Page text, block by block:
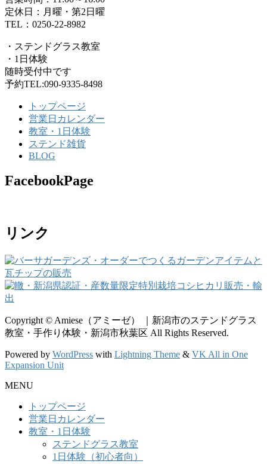
定休日：月曜・第2日曜
TEL：0250-22-8982
・ステンドグラス教室
・1日体験
随時受付中です
予約TEL:090-9335-8498
トップページ
営業日カレンダー
教室・1日体験
ステンド雑貨
BLOG
FacebookPage
リンク
Copyright © Amiese（アミーゼ） ｜新潟市のステンドグラス
教室・手作り体験・新潟市秋葉区 All Rights Reserved.
Powered by WordPress with Lightning Theme & VK All in One
Expansion Unit
MENU
トップページ
営業日カレンダー
教室・1日体験
ステンドグラス教室
1日体験（初心者向）